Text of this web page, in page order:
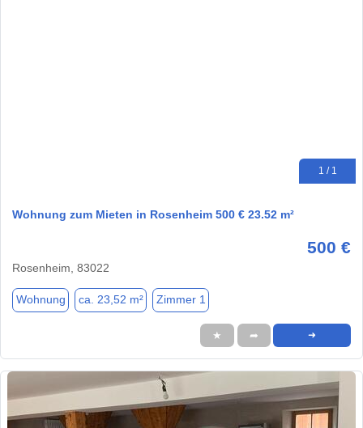
1 / 1
Wohnung zum Mieten in Rosenheim 500 € 23.52 m²
500 €
Rosenheim, 83022
Wohnung ca. 23,52 m² Zimmer 1
★ ➦ ➜